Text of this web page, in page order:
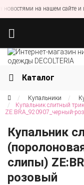
на нашем сайте и в
Каталог
Купальники
Купальник слитный
ZE:BRA_920907_черный-
Купальник
слипы)
розовый